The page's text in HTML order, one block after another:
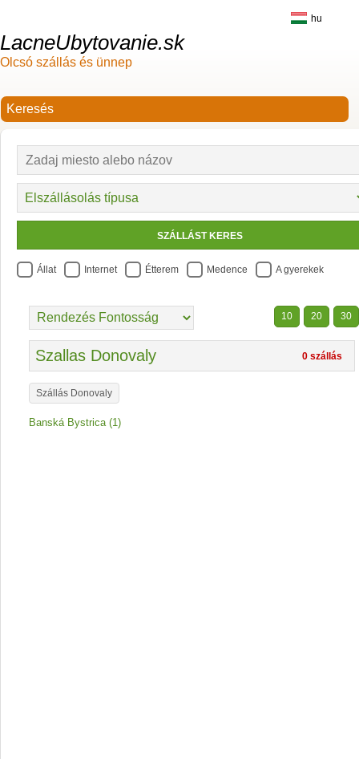
LacneUbytovanie.sk
Olcsó szállás és ünnep
hu
Állat Internet Étterem Medence A gyerekek
10 20 30
0 szállás
Szallas Donovaly
Szállás Donovaly
Banská Bystrica (1)